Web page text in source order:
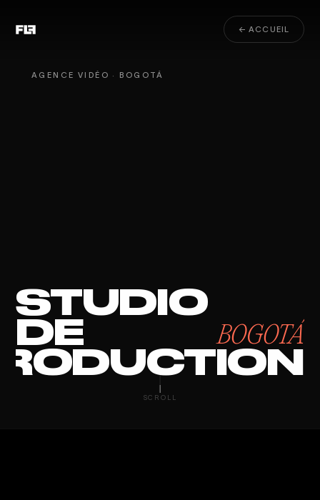
← ACCUEIL
AGENCE VIDÉO · BOGOTÁ
STUDIO
DE BOGOTÁ
SCROLL